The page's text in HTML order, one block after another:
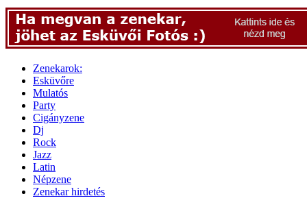
Zenekarok:
Esküvőre
Mulatós
Party
Cigányzene
Dj
Rock
Jazz
Latin
Népzene
Zenekar hirdetés